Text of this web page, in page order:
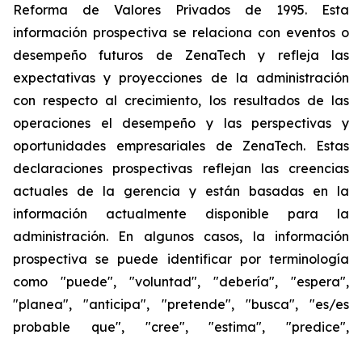
Reforma de Valores Privados de 1995. Esta
información prospectiva se relaciona con eventos o
desempeño futuros de ZenaTech y refleja las
expectativas y proyecciones de la administración
con respecto al crecimiento, los resultados de las
operaciones el desempeño y las perspectivas y
oportunidades empresariales de ZenaTech. Estas
declaraciones prospectivas reflejan las creencias
actuales de la gerencia y están basadas en la
información actualmente disponible para la
administración. En algunos casos, la información
prospectiva se puede identificar por terminología
como "puede", "voluntad", "debería", "espera",
"planea", "anticipa", "pretende", "busca", "es/es
probable que", "cree", "estima", "predice",